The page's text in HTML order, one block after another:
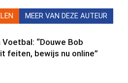
MEER VAN DEZE AUTEUR
Voetbal: “Douwe Bob
feiten, bewijs nu online”